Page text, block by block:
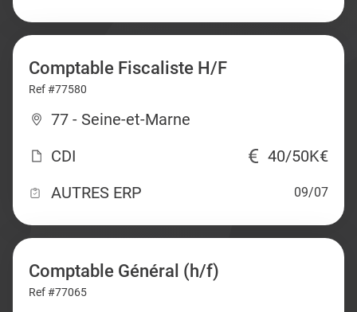
Comptable Fiscaliste H/F
Ref #77580
77 - Seine-et-Marne
CDI
40/50K€
AUTRES ERP
09/07
Comptable Général (h/f)
Ref #77065